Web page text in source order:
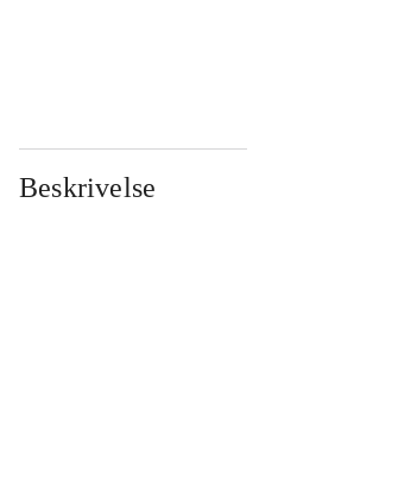
Beskrivelse